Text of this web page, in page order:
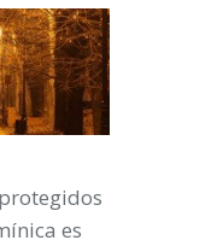
es